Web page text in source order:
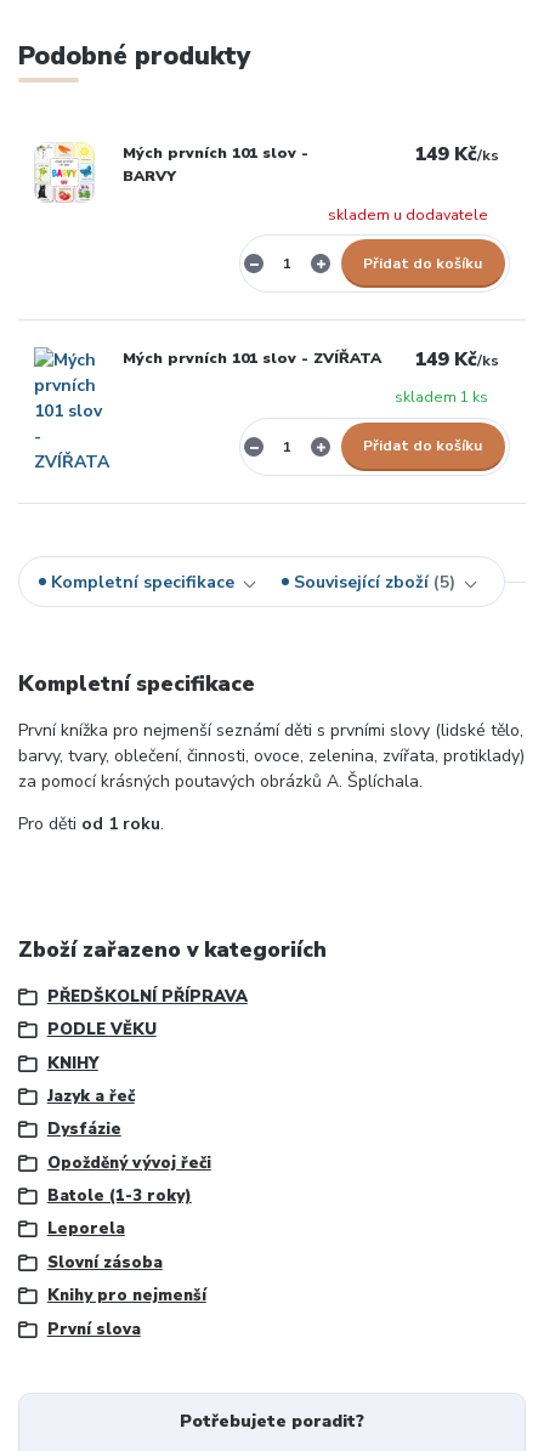
Podobné produkty
Mých prvních 101 slov -
BARVY
149 Kč/ks
skladem u dodavatele
Přidat do košíku
Mých prvních 101 slov - ZVÍŘATA 149 Kč/ks
skladem 1 ks
Přidat do košíku
Kompletní specifikace Související zboží 5
Kompletní specifikace
První knížka pro nejmenší seznámí děti s prvními slovy (lidské tělo,
barvy, tvary, oblečení, činnosti, ovoce, zelenina, zvířata, protiklady)
za pomocí krásných poutavých obrázků A. Šplíchala.
Pro děti od 1 roku.
Zboží zařazeno v kategoriích
PŘEDŠKOLNÍ PŘÍPRAVA
PODLE VĚKU
KNIHY
Jazyk a řeč
Dysfázie
Opožděný vývoj řeči
Batole (1-3 roky)
Leporela
Slovní zásoba
Knihy pro nejmenší
První slova
Potřebujete poradit?